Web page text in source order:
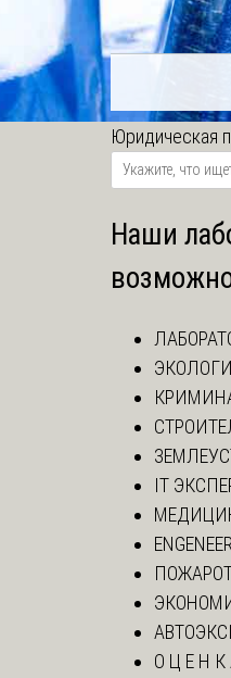
Юридическая
Наши
IT
О Ц Е Н К